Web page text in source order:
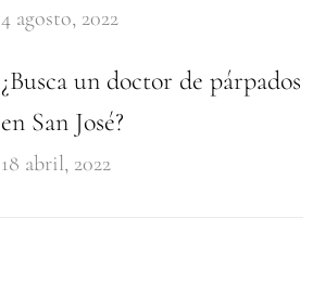
4 agosto, 2022
¿Busca un doctor de párpados
en San José?
18 abril, 2022